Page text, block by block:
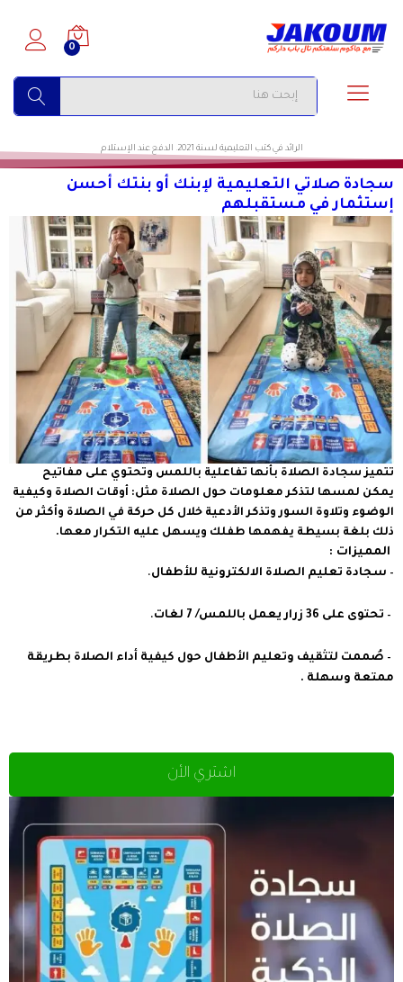
0
الرائد في كتب التعليمية لسنة 2021. الدفع عند الإستلام
سجادة صلاتي التعليمية لإبنك أو بنتك أحسن
إستثمار في مستقبلهم
تتميز سجادة الصلاة بأنها تفاعلية باللمس وتحتوي على مفاتيح
يمكن لمسها لتذكر معلومات حول الصلاة مثل: أوقات الصلاة وكيفية
الوضوء وتلاوة السور وتذكر الأدعية خلال كل حركة في الصلاة وأكثر من
ذلك بلغة بسيطة يفهمها طفلك ويسهل عليه التكرار معها.
المميزات :
– سجادة تعليم الصلاة الالكترونية للأطفال.
– تحتوى على 36 زرار يعمل باللمس/ 7 لغات .
– صُممت لتثقيف وتعليم الأطفال حول كيفية أداء الصلاة بطريقة
ممتعة وسهلة .
اشتري الأن